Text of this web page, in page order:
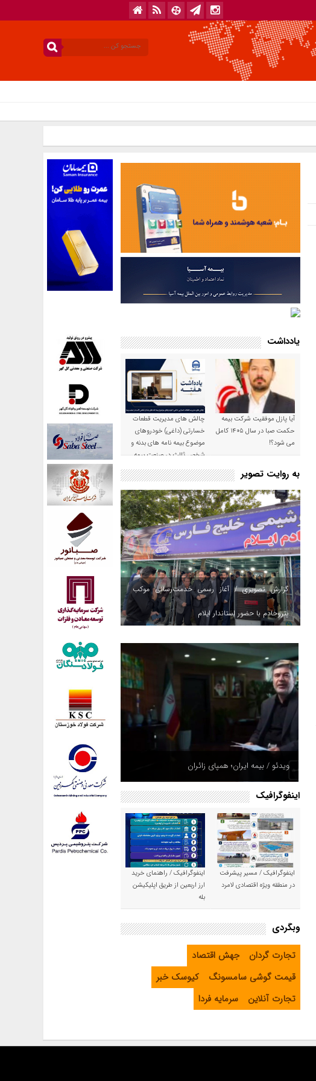
یادداشت
آیا پازل موفقیت شرکت بیمه
حکمت صبا در سال ۱۴۰۵ کامل
می شود؟!
چالش های مدیریت قطعات
خسارتی (داغی) خودروهای
موضوع بیمه نامه های بدنه و
شخص ثالث در صنعت بیمه
به روایت تصویر
گزارش تصویری / آغاز رسمی خدمت‌رسانی موکب
پتروخادم با حضور استاندار ایلام
ویدئو / بیمه ایران؛ همپای زائران
اینفوگرافیک
اینفوگرافیک / مسیر پیشرفت
در منطقه ویژه اقتصادی لامرد
اینفوگرافیک / راهنمای خرید
ارز اربعین از طریق اپلیکیشن
بله
وبگردی
تجارت گردان
جهش اقتصاد
قیمت گوشی سامسونگ
کیوسک خبر
تجارت آنلاین
سرمایه فردا